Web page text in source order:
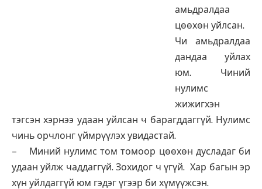
амьдралдаа
цөөхөн уйлсан.
Чи амьдралдаа
дандаа уйлах
юм. Чиний
нулимс
жижигхэн
тэгсэн хэрнээ удаан уйлсан ч барагддаггүй. Нулимс
чинь орчлонг үймрүүлэх увидастай.
– Миний нулимс том томоор цөөхөн дусладаг би
удаан уйлж чаддаггүй. Зохидог ч үгүй. Хар багын эр
хүн уйлдаггүй юм гэдэг үгээр би хүмүүжсэн.